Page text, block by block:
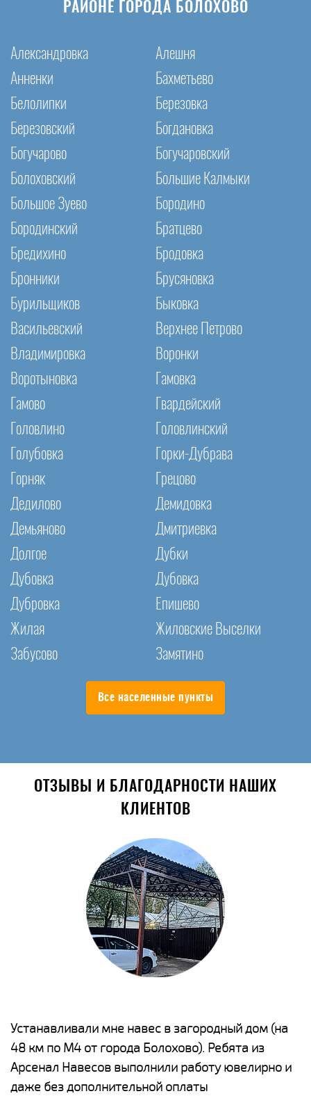
РАЙОНЕ ГОРОДА БОЛОХОВО
Александровка
Алешня
Анненки
Бахметьево
Белолипки
Березовка
Березовский
Богдановка
Богучарово
Богучаровский
Болоховский
Большие Калмыки
Большое Зуево
Бородино
Бородинский
Братцево
Бредихино
Бродовка
Бронники
Брусяновка
Бурильщиков
Быковка
Васильевский
Верхнее Петрово
Владимировка
Воронки
Воротыновка
Гамовка
Гамово
Гвардейский
Головлино
Головлинский
Голубовка
Горки-Дубрава
Горняк
Грецово
Дедилово
Демидовка
Демьяново
Дмитриевка
Долгое
Дубки
Дубовка
Дубовка
Дубровка
Епишево
Жилая
Жиловские Выселки
Забусово
Замятино
Все населенные пункты
ОТЗЫВЫ И БЛАГОДАРНОСТИ НАШИХ
КЛИЕНТОВ
Устанавливали мне навес в загородный дом (на
48 км по М4 от города Болохово). Ребята из
Арсенал Навесов выполнили работу ювелирно и
даже без дополнительной оплаты